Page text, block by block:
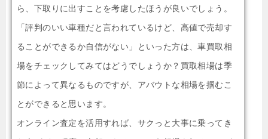
ら、下取りに出すことを考慮したほうが良いでしょう。
「評判のいい車種だと言われているけど、高値で売却す
ることができるか自信がない」といった方は、車買取相
場をチェックしてみてはどうでしょうか？買取相場は季
節によって異なるものですが、アバウトな相場を掴むこ
とができると思います。
オンライン査定を活用すれば、サクっと大事に乗ってき